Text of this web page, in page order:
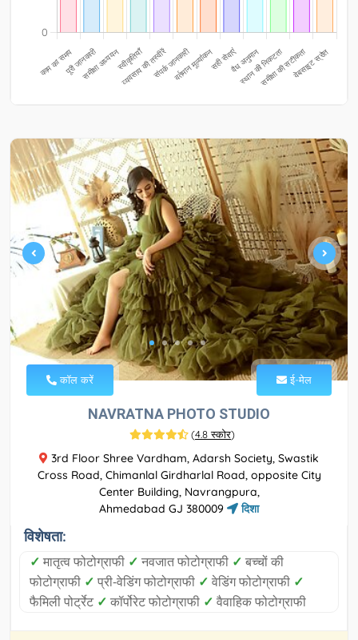
कॉल करें ई-मेल
NAVRATNA PHOTO STUDIO
(4.8 स्कोर)
3rd Floor Shree Vardham, Adarsh Society, Swastik
Cross Road, Chimanlal Girdharlal Road, opposite City
Center Building, Navrangpura,
Ahmedabad GJ 380009
दिशा
विशेषता:
✓ मातृत्व फोटोग्राफी ✓ नवजात फोटोग्राफी ✓ बच्चों की
फोटोग्राफी ✓ प्री-वेडिंग फोटोग्राफी ✓ वेडिंग फोटोग्राफी ✓
फैमिली पोर्ट्रेट ✓ कॉर्पोरेट फोटोग्राफी ✓ वैवाहिक फोटोग्राफी